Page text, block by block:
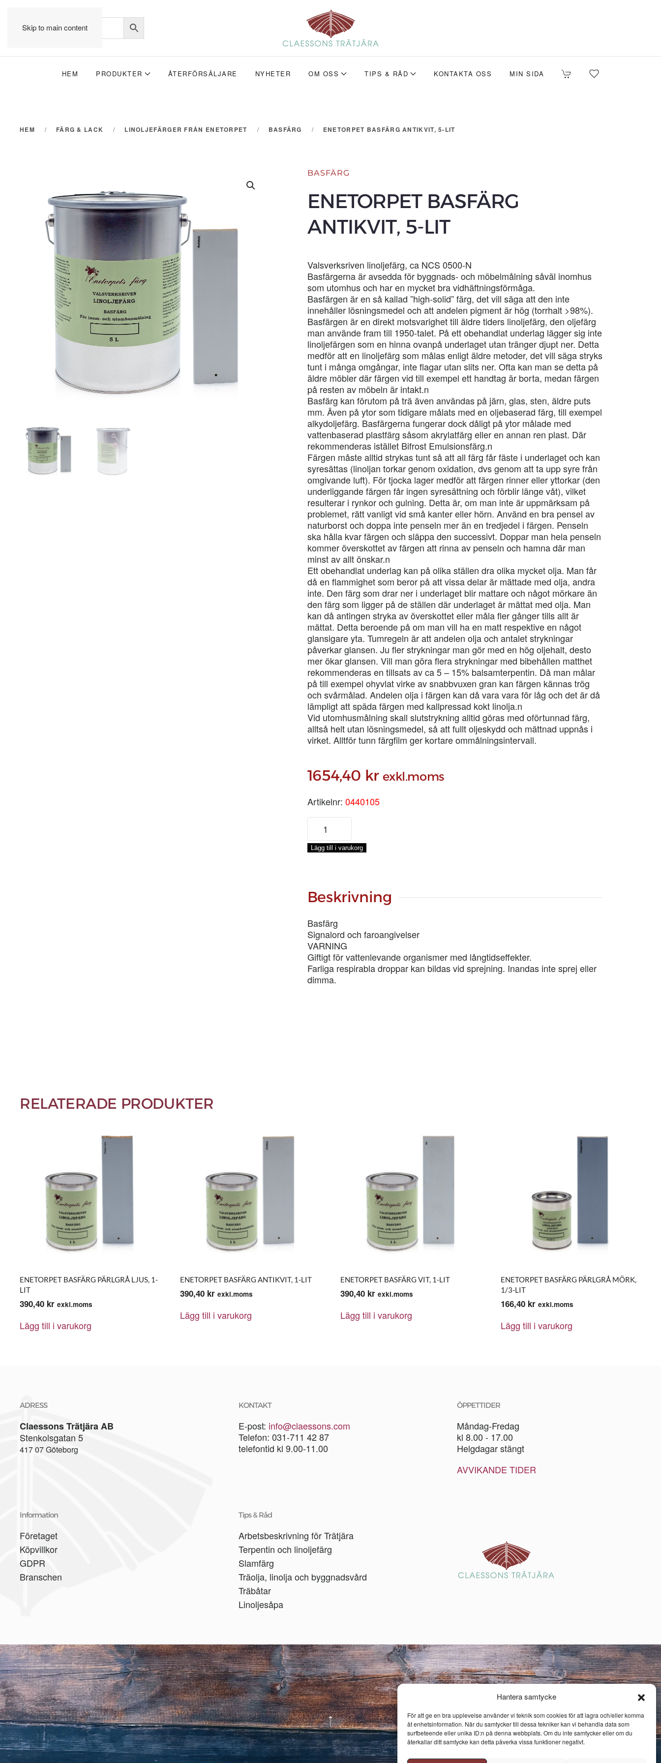
Hantera samtycke
För att ge en bra upplevelse använder vi teknik som cookies för att lagra och/eller komma
åt enhetsinformation. När du samtycker till dessa tekniker kan vi behandla data som
surfbeteende eller unika ID:n på denna webbplats. Om du inte samtycker eller om du
återkallar ditt samtycke kan detta påverka vissa funktioner negativt.
Skip to main content
HEM PRODUKTER ÅTERFÖRSÄLJARE NYHETER OM OSS TIPS & RÅD KONTAKTA OSS MIN SIDA
HEM FÄRG & LACK LINOLJEFÄRGER FRÅN ENETORPET BASFÄRG ENETORPET BASFÄRG ANTIKVIT, 5-LIT
BASFÄRG
ENETORPET BASFÄRG
ANTIKVIT, 5-LIT
Valsverksriven linoljefärg, ca NCS 0500-N
Basfärgerna är avsedda för byggnads- och möbelmålning såväl inomhus
som utomhus och har en mycket bra vidhäftningsförmåga.
Basfärgen är en så kallad ”high-solid” färg, det vill säga att den inte
innehåller lösningsmedel och att andelen pigment är hög (torrhalt >98%).
Basfärgen är en direkt motsvarighet till äldre tiders linoljefärg, den oljefärg
man använde fram till 1950-talet. På ett obehandlat underlag lägger sig inte
linoljefärgen som en hinna ovanpå underlaget utan tränger djupt ner. Detta
medför att en linoljefärg som målas enligt äldre metoder, det vill säga stryks
tunt i många omgångar, inte flagar utan slits ner. Ofta kan man se detta på
äldre möbler där färgen vid till exempel ett handtag är borta, medan färgen
på resten av möbeln är intakt.n
Basfärg kan förutom på trä även användas på järn, glas, sten, äldre puts
mm. Även på ytor som tidigare målats med en oljebaserad färg, till exempel
alkydoljefärg. Basfärgerna fungerar dock dåligt på ytor målade med
vattenbaserad plastfärg såsom akrylatfärg eller en annan ren plast. Där
rekommenderas istället Bifrost Emulsionsfärg.n
Färgen måste alltid strykas tunt så att all färg får fäste i underlaget och kan
syresättas (linoljan torkar genom oxidation, dvs genom att ta upp syre från
omgivande luft). För tjocka lager medför att färgen rinner eller yttorkar (den
underliggande färgen får ingen syresättning och förblir länge våt), vilket
resulterar i rynkor och gulning. Detta är, om man inte är uppmärksam på
problemet, rätt vanligt vid små kanter eller hörn. Använd en bra pensel av
naturborst och doppa inte penseln mer än en tredjedel i färgen. Penseln
ska hålla kvar färgen och släppa den successivt. Doppar man hela penseln
kommer överskottet av färgen att rinna av penseln och hamna där man
minst av allt önskar.n
Ett obehandlat underlag kan på olika ställen dra olika mycket olja. Man får
då en flammighet som beror på att vissa delar är mättade med olja, andra
inte. Den färg som drar ner i underlaget blir mattare och något mörkare än
den färg som ligger på de ställen där underlaget är mättat med olja. Man
kan då antingen stryka av överskottet eller måla fler gånger tills allt är
mättat. Detta beroende på om man vill ha en matt respektive en något
glansigare yta. Tumregeln är att andelen olja och antalet strykningar
påverkar glansen. Ju fler strykningar man gör med en hög oljehalt, desto
mer ökar glansen. Vill man göra flera strykningar med bibehållen matthet
rekommenderas en tillsats av ca 5 – 15% balsamterpentin. Då man målar
på till exempel ohyvlat virke av snabbvuxen gran kan färgen kännas trög
och svårmålad. Andelen olja i färgen kan då vara vara för låg och det är då
lämpligt att späda färgen med kallpressad kokt linolja.n
Vid utomhusmålning skall slutstrykning alltid göras med oförtunnad färg,
alltså helt utan lösningsmedel, så att fullt oljeskydd och mättnad uppnås i
virket. Alltför tunn färgfilm ger kortare ommålningsintervall.
1654,40 kr exkl.moms
Artikelnr: 0440105
ENETORPET
BASFÄRG
ANTIKVIT,
5-
Lägg till i varukorg
Beskrivning
Basfärg
Signalord och faroangivelser
VARNING
Giftigt för vattenlevande organismer med långtidseffekter.
Farliga respirabla droppar kan bildas vid sprejning. Inandas inte sprej eller
dimma.
RELATERADE PRODUKTER
ENETORPET BASFÄRG PÄRLGRÅ LJUS, 1-
LIT
390,40 kr exkl.moms
Lägg till i varukorg
ENETORPET BASFÄRG ANTIKVIT, 1-LIT
390,40 kr exkl.moms
Lägg till i varukorg
ENETORPET BASFÄRG VIT, 1-LIT
390,40 kr exkl.moms
Lägg till i varukorg
ENETORPET BASFÄRG PÄRLGRÅ MÖRK,
1/3-LIT
166,40 kr exkl.moms
Lägg till i varukorg
ADRESS
Claessons Trätjära AB
Stenkolsgatan 5
417 07 Göteborg
KONTAKT
E-post: info@claessons.com
Telefon: 031-711 42 87
telefontid kl 9.00-11.00
ÖPPETTIDER
Måndag-Fredag
kl 8.00 - 17.00
Helgdagar stängt
AVVIKANDE TIDER
Information
Företaget
Köpvillkor
GDPR
Branschen
Tips & Råd
Arbetsbeskrivning för Trätjära
Terpentin och linoljefärg
Slamfärg
Träolja, linolja och byggnadsvård
Träbåtar
Linoljesåpa